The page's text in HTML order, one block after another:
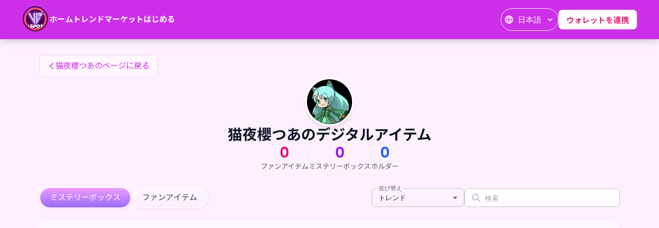
ホーム トレンドマーケットはじめる 日本語 ウォレットを連携
猫夜櫻つあのファンアイテム
猫夜櫻つあのページに戻る
猫夜櫻つあのデジタルアイテム
0
ファンアイテム
0
ミステリーボックス
0
ホルダー
ミステリーボックス ファンアイテム
並び替え
トレンド
猫夜櫻つあのファンアイテム — 24karat